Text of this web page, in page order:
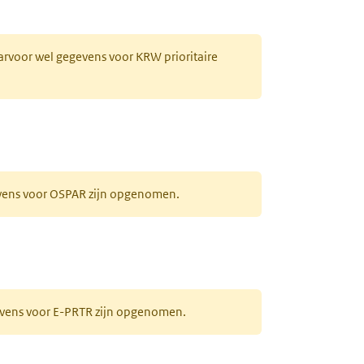
wel gegevens voor KRW prioritaire
voor OSPAR zijn opgenomen.
voor E-PRTR zijn opgenomen.